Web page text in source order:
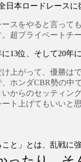
日本ロードレース
スをやると言っ
超プライベートチ
13位、そして20年
上がって、優勝
ホンダCBR勢の
からのセッティン
ト上げてもいいと
と」とは、乱戦に